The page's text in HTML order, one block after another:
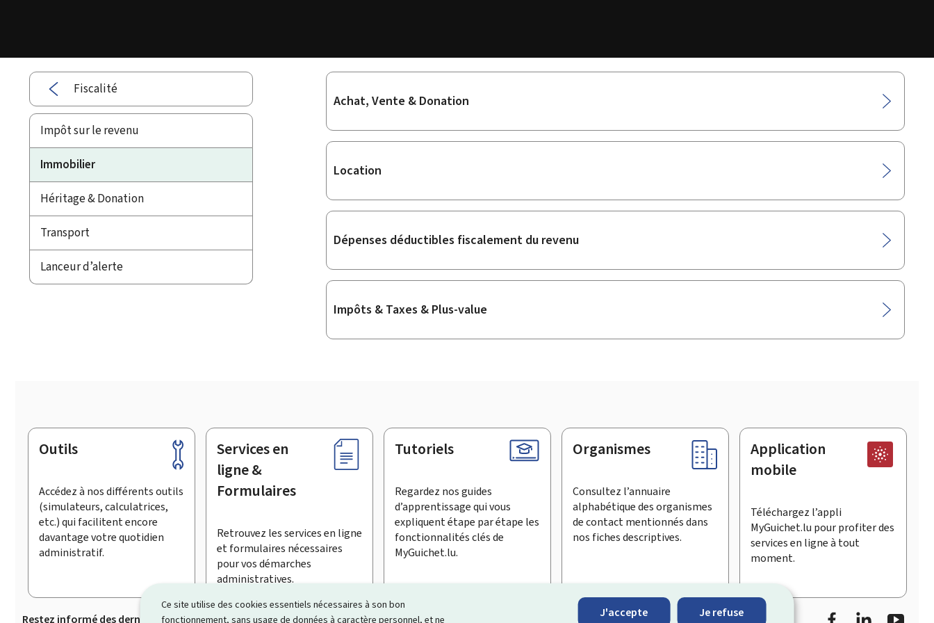
Ce site utilise des cookies essentiels nécessaires à son bon
fonctionnement, sans usage de données à caractère personnel, et ne
J'accepte Je refuse
Fiscalité
Impôt sur le revenu
Immobilier
Héritage & Donation
Transport
Lanceur d’alerte
Sous-
rubriques
Achat, Vente & Donation
Location
Dépenses déductibles fiscalement du revenu
Impôts & Taxes & Plus-value
Pied
page
Outils
Accédez à nos différents outils
(simulateurs, calculatrices,
etc.) qui facilitent encore
davantage votre quotidien
administratif.
Services en
ligne &
Formulaires
Retrouvez les services en ligne
et formulaires nécessaires
pour vos démarches
administratives.
Tutoriels
Regardez nos guides
d’apprentissage qui vous
expliquent étape par étape les
fonctionnalités clés de
MyGuichet.lu.
Organismes
Consultez l’annuaire
alphabétique des organismes
de contact mentionnés dans
nos fiches descriptives.
Application
mobile
Téléchargez l’appli
MyGuichet.lu pour profiter des
services en ligne à tout
moment.
Restez informé des dernières actualités de Guichet.lu S’inscrire à la newsletter
FacebookLinkedIn